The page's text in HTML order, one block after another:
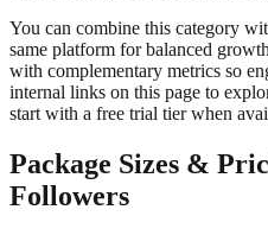
You can combine this category
same platform for balanced
with complementary metrics so
internal links on this page to
start with a free trial tier when
Package Sizes &
Followers